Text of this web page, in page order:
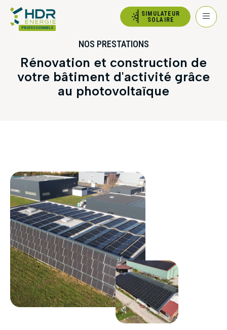
PROFESSIONNELS
SIMULATEUR
SOLAIRE
NOS PRESTATIONS
Rénovation et construction de
votre bâtiment d'activité grâce
au photovoltaïque